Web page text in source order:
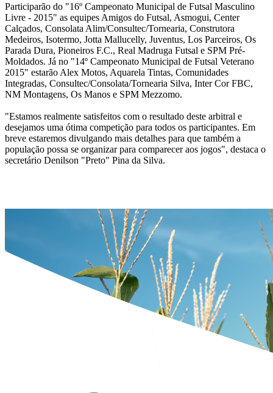
Participarão do "16º Campeonato Municipal de Futsal Masculino
Livre - 2015" as equipes Amigos do Futsal, Asmogui, Center
Calçados, Consolata Alim/Consultec/Tornearia, Construtora
Medeiros, Isotermo, Jotta Mallucelly, Juventus, Los Parceiros, Os
Parada Dura, Pioneiros F.C., Real Madruga Futsal e SPM Pré-
Moldados. Já no "14º Campeonato Municipal de Futsal Veterano
2015" estarão Alex Motos, Aquarela Tintas, Comunidades
Integradas, Consultec/Consolata/Tornearia Silva, Inter Cor FBC,
NM Montagens, Os Manos e SPM Mezzomo.
"Estamos realmente satisfeitos com o resultado deste arbitral e
desejamos uma ótima competição para todos os participantes. Em
breve estaremos divulgando mais detalhes para que também a
população possa se organizar para comparecer aos jogos", destaca o
secretário Denilson "Preto" Pina da Silva.